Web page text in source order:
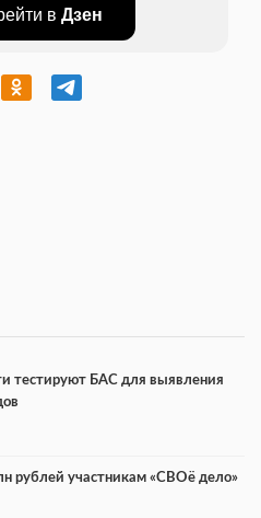
в Дзен
тестируют БАС для выявления
рублей участникам «СВОё дело»